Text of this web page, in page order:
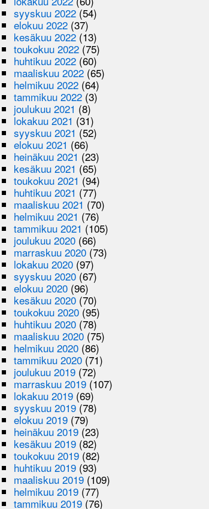
syyskuu 2022(54)
elokuu 2022 (37)
kesäkuu 2022 (13)
toukokuu 2022(75)
huhtikuu 2022 (60)
maaliskuu 2022 (65)
helmikuu 2022 (64)
tammikuu 2022(3)
joulukuu 2021 (8)
lokakuu 2021 (31)
syyskuu 2021 (52)
elokuu 2021 (66)
heinäkuu 2021 (23)
kesäkuu 2021 (65)
toukokuu 2021 (94)
huhtikuu 2021 (77)
maaliskuu 2021 (70)
helmikuu 2021 (76)
tammikuu 2021 (105)
joulukuu 2020 (66)
marraskuu 2020 (73)
lokakuu 2020 (97)
syyskuu 2020(67)
elokuu 2020 (96)
kesäkuu 2020 (70)
toukokuu 2020(95)
huhtikuu 2020 (78)
maaliskuu 2020 (75)
helmikuu 2020 (86)
tammikuu 2020(71)
joulukuu 2019 (72)
marraskuu 2019 (107)
lokakuu 2019 (69)
syyskuu 2019(78)
elokuu 2019 (79)
heinäkuu 2019 (23)
kesäkuu 2019 (82)
toukokuu 2019(82)
huhtikuu 2019 (93)
maaliskuu 2019 (109)
helmikuu 2019 (77)
tammikuu 2019(76)